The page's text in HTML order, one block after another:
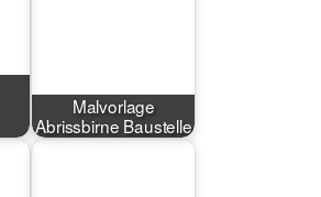
Malvorlage
Abrissbirne Baustelle